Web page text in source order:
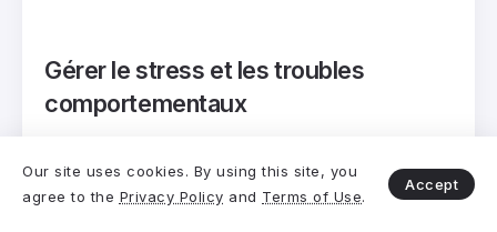
Gérer le stress et les troubles
comportementaux
émotions sur le corps, et les chiens ne font
Our site uses cookies. By using this site, you
agree to the Privacy Policy and Terms of Use.
Accept